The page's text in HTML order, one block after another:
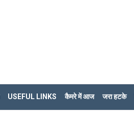
USEFUL LINKS कैमरे में आज जरा हटके